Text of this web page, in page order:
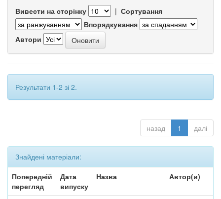
Вивести на сторінку | Сортування
Впорядкування
Автори
Результати 1-2 зі 2.
назад 1 далі
Знайдені матеріали:
Попередній
перегляд
Дата
випуску
Назва Автор(и)